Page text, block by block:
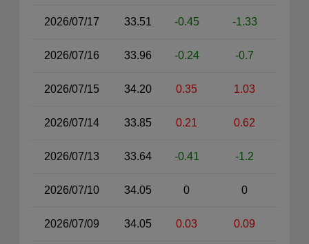
2026/07/17 33.51 -0.45 -1.33
2026/07/16 33.96 -0.24 -0.7
2026/07/15 34.20 0.35 1.03
2026/07/14 33.85 0.21 0.62
2026/07/13 33.64 -0.41 -1.2
2026/07/10 34.05 0 0
2026/07/09 34.05 0.03 0.09